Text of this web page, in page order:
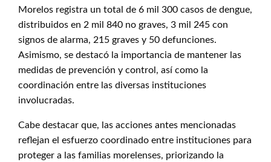
Morelos registra un total de 6 mil 300 casos de dengue,
distribuidos en 2 mil 840 no graves, 3 mil 245 con
signos de alarma, 215 graves y 50 defunciones.
Asimismo, se destacó la importancia de mantener las
medidas de prevención y control, así como la
coordinación entre las diversas instituciones
involucradas.
Cabe destacar que, las acciones antes mencionadas
reflejan el esfuerzo coordinado entre instituciones para
proteger a las familias morelenses, priorizando la